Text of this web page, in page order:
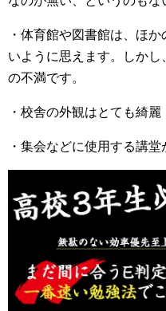
・体育館や図書館は、ほ
いように思えます。しかし
の不満です。
・校舎の外観はとても綺麗
・集会などに使用する講